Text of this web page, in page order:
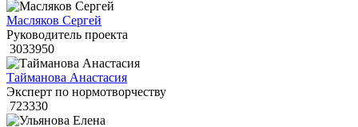
Масляков Сергей
Руководитель проекта
3033950
Тайманова Анастасия
Эксперт по нормотворчеству
723330